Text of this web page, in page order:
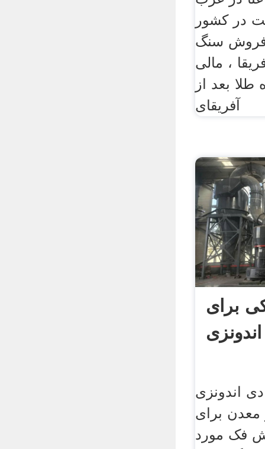
در کشور
فروش سنگ
، مالی
طلا بعد از
آفریقای
برای
اندونزی
برای
فک مورد